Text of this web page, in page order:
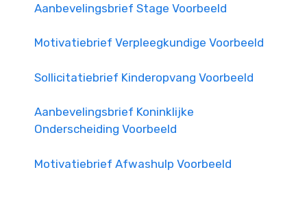
Aanbevelingsbrief Stage Voorbeeld
Motivatiebrief Verpleegkundige Voorbeeld
Sollicitatiebrief Kinderopvang Voorbeeld
Aanbevelingsbrief Koninklijke
Onderscheiding Voorbeeld
Motivatiebrief Afwashulp Voorbeeld